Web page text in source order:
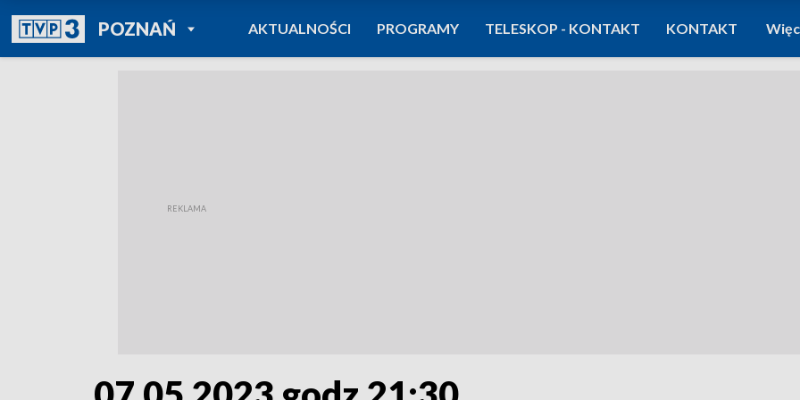
POZNAŃPOWRÓT DO
TVP REGIONY
AKTUALNOŚCI PROGRAMY TELESKOP - KONTAKT KONTAKT